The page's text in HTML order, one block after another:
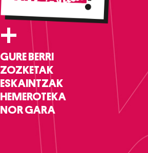
+
GURE BERRI
ZOZKETAK
ESKAINTZAK
HEMEROTEKA
NOR GARA